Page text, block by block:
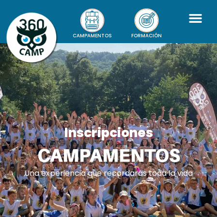
CAMPAMENTOS FORMACIÓN
Inscripciones
CAMPAMENTOS
Una experiencia que recordarás toda la vida